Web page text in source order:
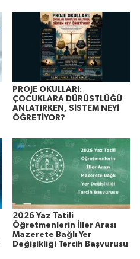
PROJE OKULLARI:
ÇOCUKLARA DÜRÜSTLÜĞÜ
ANLATIRKEN, SİSTEM NEYİ
ÖĞRETİYOR?
2026 Yaz Tatili
Öğretmenlerin İller Arası
Mazerete Bağlı Yer
Değişikliği Tercih Başvurusu